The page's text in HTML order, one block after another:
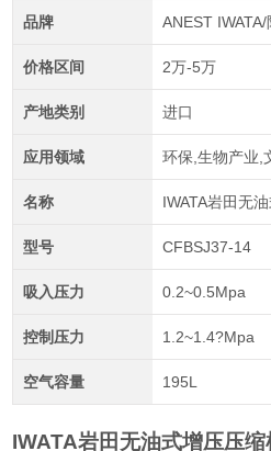
品牌 ANEST
价格区间 2万-5万
产地类别 进口
应用领域 环保,生物产业,
名称 IWATA岩田无
型号 CFBSJ37-14
吸入压力 0.2~0.5Mpa
控制压力 1.2~1.4?Mpa
空气容量 195L
IWATA岩田无油式增压压